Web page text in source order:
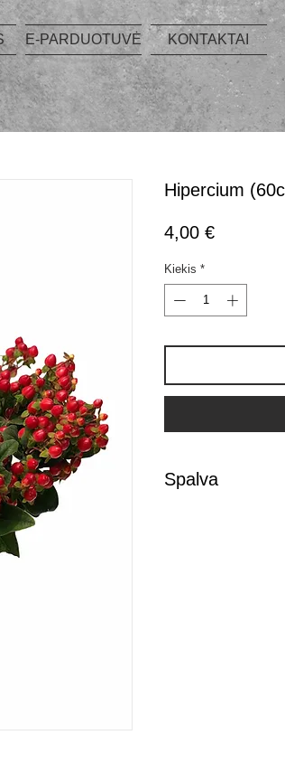
E-PARDUOTUVĖ KONTAKTAI
Hipercium
4,00 €Price
Kiekis *
Spalva